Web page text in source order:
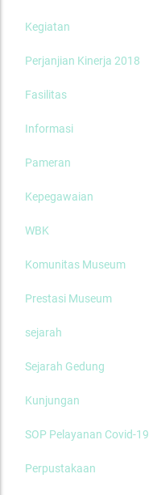
Kegiatan
Perjanjian Kinerja 2018
Fasilitas
Informasi
Pameran
Kepegawaian
WBK
Komunitas Museum
Prestasi Museum
sejarah
Sejarah Gedung
Kunjungan
SOP Pelayanan Covid-19
Perpustakaan